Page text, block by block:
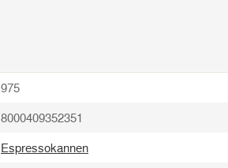
975
8000409352351
Espressokannen